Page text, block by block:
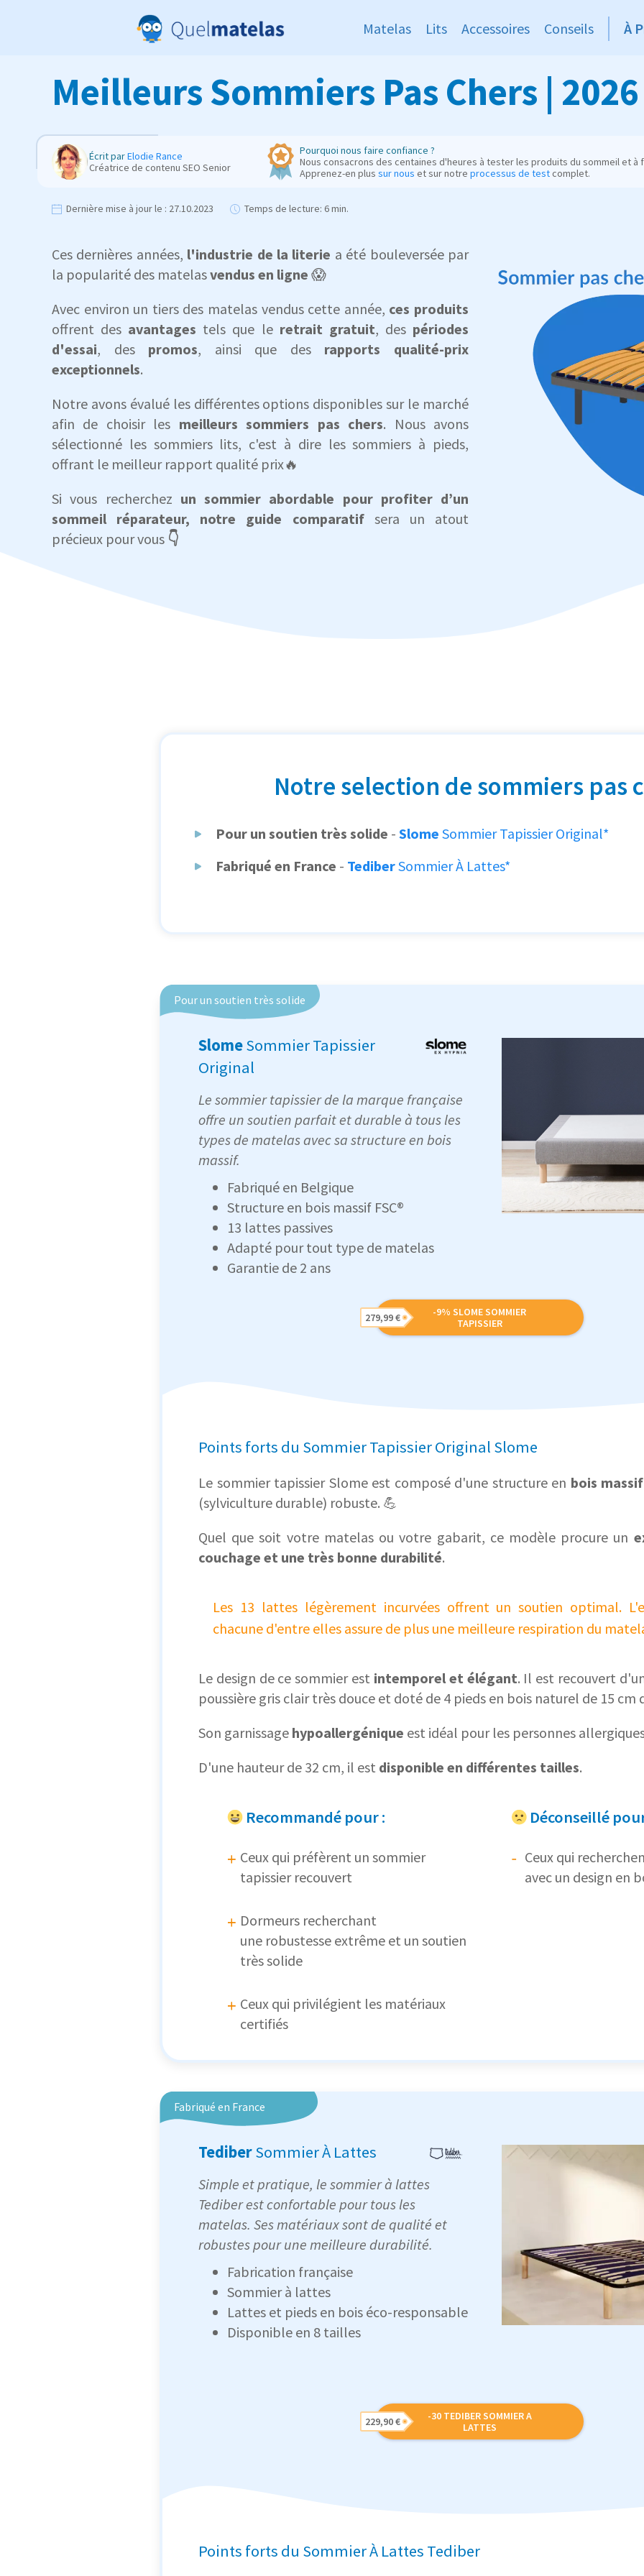
Matelas Lits Accessoires Conseils À
Meilleurs Sommiers Pas Chers | 2026
Écrit parElodie Rance
Créatrice de contenu SEO Senior
Pourquoi nous faire confiance ?
Nous consacrons des centaines d'heures à tester les produits du sommeil et
Apprenez-en plus sur nous et sur notre processus de testcomplet.
Dernière mise à jour le : 27.10.2023 Temps de lecture: 6 min.
Ces dernières années, l'industrie de la literie a été bouleversée par
la popularité des matelasvendus en ligne 😱
Avec environ un tiers des matelas vendus cette année, ces produits
offrent des avantages tels que le retrait gratuit, des périodes
d'essai, des promos, ainsi que des rapports qualité-prix
exceptionnels.
Notre avons évalué les différentes options disponibles sur le marché
afin de choisir les meilleurs sommiers pas chers. Nous avons
sélectionné les sommiers lits, c'est à dire les sommiers à pieds,
offrant le meilleur rapport qualité prix🔥
Si vous recherchez un sommier abordable pour profiter d’un
sommeil réparateur,
notre guide comparatif sera un atout
précieux pour vous 👇
Notre selection de sommiers pas
Pour un soutien très solide - Slome Sommier Tapissier Original*
Fabriqué en France - TediberSommier À Lattes*
Pour un soutien très solide
SlomeSommier Tapissier
Original
Le sommier tapissier de la marque française
offre un soutien parfait et durable à tous les
types de matelas avec sa structure en bois
massif.
Fabriqué en Belgique
Structure en bois massif FSC®
13 lattes passives
Adapté pour tout type de matelas
Garantie de 2 ans
-9% SLOME SOMMIER
TAPISSIER
279,99 €
Points forts du Sommier Tapissier Original Slome
Le sommier tapissier Slome est composé d'une structure en bois
(sylviculture durable) robuste. 💪
Quel que soit votre matelas ou votre gabarit, ce modèle procure un
couchage et une très bonne durabilité.
Les 13 lattes légèrement incurvées offrent un soutien optimal.
chacune d'entre elles assure de plus une meilleure respiration du
Le design de ce sommier est intemporel et élégant. Il est recouvert
poussière gris clair très douce et doté de 4 pieds en bois naturel de 15 cm
Son garnissage hypoallergénique est idéal pour les personnes
D'une hauteur de 32 cm, il est disponible en différentes tailles.
Recommandé pour :
Ceux qui préfèrent un sommier
tapissier recouvert
Dormeurs recherchant
une robustesse extrême et un soutien
très solide
Ceux qui privilégient les matériaux
certifiés
Déconseillé
Ceux qui
avec un design en
Fabriqué en France
TediberSommier À Lattes
Simple et pratique, le sommier à lattes
Tediber est confortable pour tous les
matelas. Ses matériaux sont de qualité et
robustes pour une meilleure durabilité.
Fabrication française
Sommier à lattes
Lattes et pieds en bois éco-responsable
Disponible en 8 tailles
-30 TEDIBER SOMMIER A
LATTES
229,90 €
Points forts du Sommier À Lattes Tediber